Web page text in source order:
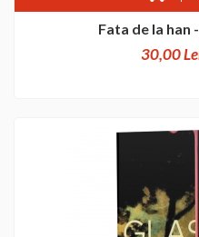
Fata de la han
30,00